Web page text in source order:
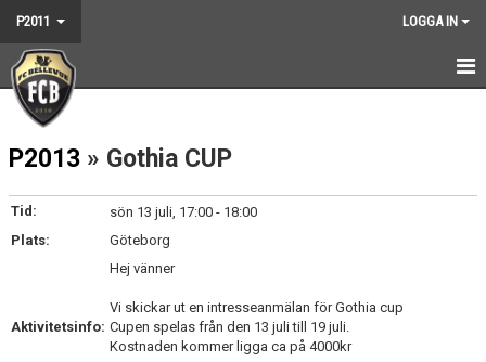
P2011 LOGGA IN
HEM
NYHETER
KALENDER
TRUPPEN
P2013 » Gothia CUP
Tid:
sön 13 juli, 17:00 - 18:00
Plats:
Göteborg
Aktivitetsinfo:
Hej vänner
Vi skickar ut en intresseanmälan för Gothia cup
Cupen spelas från den 13 juli till 19 juli.
Kostnaden kommer ligga ca på 4000kr